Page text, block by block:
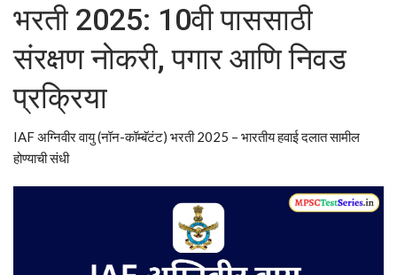
भरती 2025: 10वी पाससाठी
संरक्षण नोकरी, पगार आणि निवड
प्रक्रिया
IAF अग्निवीर वायु (नॉन-कॉम्बॅटंट) भरती 2025 – भारतीय हवाई दलात सामील
होण्याची संधी